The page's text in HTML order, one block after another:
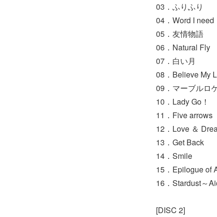
03．ふりふり
04．Word I need
05．友情物語
06．Natural Fly
07．白い月
08．Believe My
09．マーブルロ
10．Lady Go！
11．Five arrows
12．Love ＆
13．Get Back
14．Smile
15．Epilogue of
16．Stardust～
[DISC 2]